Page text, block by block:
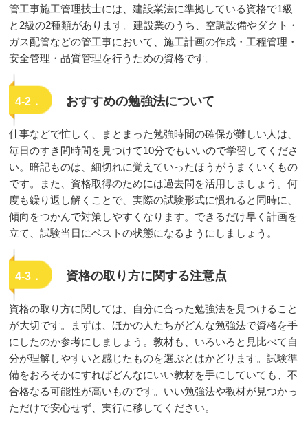
管工事施工管理技士には、建設業法に準拠している資格で1級
と2級の2種類があります。建設業のうち、空調設備やダクト・
ガス配管などの管工事において、施工計画の作成・工程管理・
安全管理・品質管理を行うための資格です。
4-2． おすすめの勉強法について
仕事などで忙しく、まとまった勉強時間の確保が難しい人は、
毎日のすき間時間を見つけて10分でもいいので学習してくださ
い。暗記ものは、細切れに覚えていったほうがうまくいくもの
です。また、資格取得のためには過去問を活用しましょう。何
度も繰り返し解くことで、実際の試験形式に慣れると同時に、
傾向をつかんで対策しやすくなります。できるだけ早く計画を
立て、試験当日にベストの状態になるようにしましょう。
4-3． 資格の取り方に関する注意点
資格の取り方に関しては、自分に合った勉強法を見つけること
が大切です。まずは、ほかの人たちがどんな勉強法で資格を手
にしたのか参考にしましょう。教材も、いろいろと見比べて自
分が理解しやすいと感じたものを選ぶとはかどります。試験準
備をおろそかにすればどんなにいい教材を手にしていても、不
合格なる可能性が高いものです。いい勉強法や教材が見つかっ
ただけで安心せず、実行に移してください。